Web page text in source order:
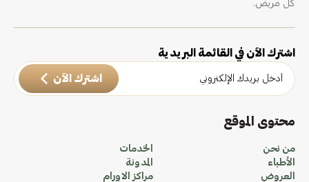
كل مريض.
اشترك الآن في القائمة البريدية
اشترك الآن
محتوى الموقع
من نحن
الأطباء
العروض
الخدمات
المدونة
مراكز الاورام